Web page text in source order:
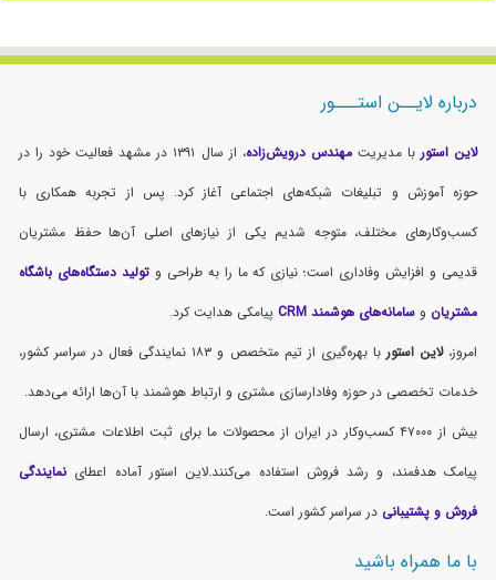
درباره لایــن استـــور
لاین استور با مدیریتمهندس درویش‌زاده
، از سال ۱۳۹۱ در مشهد فعالیت خود را در
حوزه آموزش و تبلیغات شبکه‌های اجتماعی آغاز کرد. پس از تجربه همکاری با
کسب‌وکارهای مختلف، متوجه شدیم یکی از نیازهای اصلی آن‌ها حفظ مشتریان
قدیمی و افزایش وفاداری است؛ نیازی که ما را به طراحی وتولید دستگاه‌های باشگاه
مشتریان وسامانه‌های هوشمند CRM
پیامکی هدایت کرد.
امروز،لاین استور
با بهره‌گیری از تیم متخصص و ۱۸۳ نمایندگی فعال در سراسر کشور،
خدمات تخصصی در حوزه وفادارسازی مشتری و ارتباط هوشمند با آن‌ها ارائه می‌دهد.
بیش از ۴۷۰۰۰ کسب‌وکار در ایران از محصولات ما برای ثبت اطلاعات مشتری، ارسال
پیامک هدفمند، و رشد فروش استفاده می‌کنند.لاین استور آماده اعطای نمایندگی
فروش و پشتیبانی در سراسر کشور است.
با ما همراه باشید